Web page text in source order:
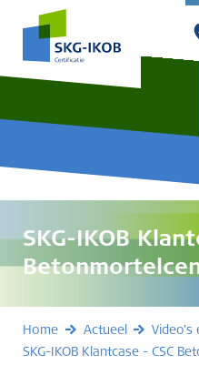
SKG-IKOB
Home Actueel
Video's
SKG-IKOB Klantcase - CSC